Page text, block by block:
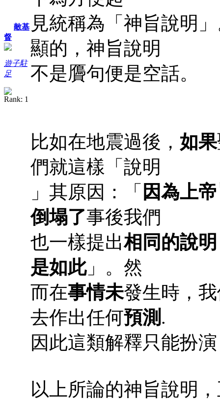
敵基
督
遊子駐
足
見統稱為「神旨說明
顯的，神旨說明
不是贗句便是空話。
比如在地震過後， 如果
們就這樣「說明
」其原因：「 因為上
倒塌了事後我們
也一樣提出相同的說明
是如此」。然
而在事情未發生時，
去作出任何預測 .
因此這類解釋只能扮演
以上所論的神旨說明